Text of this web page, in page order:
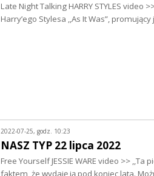
Late Night Talking HARRY STYLES
Harry’ego Stylesa ,,As It Was”,
2022-07-25, godz. 10:23
NASZ TYP 22 lipca 2022
Free Yourself JESSIE WARE video >>
faktem, że wydaję ją pod koniec lata.